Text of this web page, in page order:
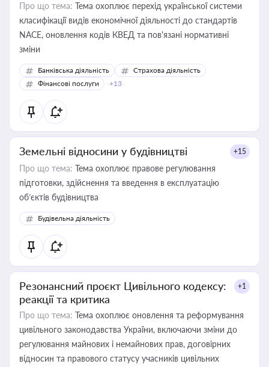
Про що тема: Тема охоплює перехід української системи
класифікації видів економічної діяльності до стандартів
NACE, оновлення кодів КВЕД та пов'язані нормативні
зміни
Банківська діяльність
Страхова діяльність
Фінансові послуги
+13
Земельні відносини у будівництві +15
Про що тема: Тема охоплює правове регулювання
підготовки, здійснення та введення в експлуатацію
об’єктів будівництва
Будівельна діяльність
Резонансний проєкт Цивільного кодексу:
реакції та критика
+1
Про що тема: Тема охоплює оновлення та реформування
цивільного законодавства України, включаючи зміни до
регулювання майнових і немайнових прав, договірних
відносин та правового статусу учасників цивільних